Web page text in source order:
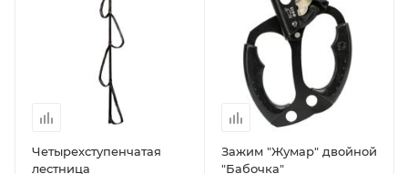
Четырехступенчатая
лестница
Зажим "Жумар" двойной
"Бабочка"